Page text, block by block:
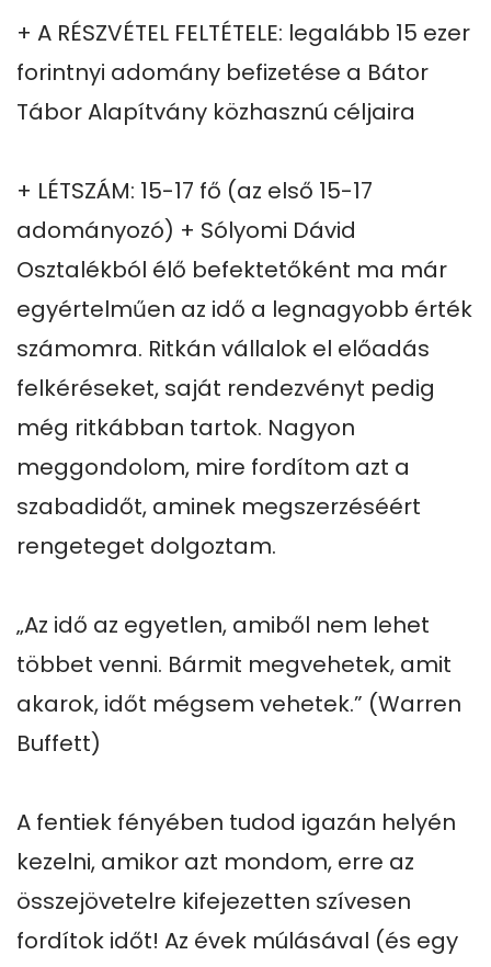
+ A RÉSZVÉTEL FELTÉTELE: legalább 15 ezer
forintnyi adomány befizetése a Bátor
Tábor Alapítvány közhasznú céljaira
+ LÉTSZÁM: 15-17 fő (az első 15-17
adományozó) + Sólyomi Dávid
Osztalékból élő befektetőként ma már
egyértelműen az idő a legnagyobb érték
számomra. Ritkán vállalok el előadás
felkéréseket, saját rendezvényt pedig
még ritkábban tartok. Nagyon
meggondolom, mire fordítom azt a
szabadidőt, aminek megszerzéséért
rengeteget dolgoztam.
„Az idő az egyetlen, amiből nem lehet
többet venni. Bármit megvehetek, amit
akarok, időt mégsem vehetek.” (Warren
Buffett)
A fentiek fényében tudod igazán helyén
kezelni, amikor azt mondom, erre az
összejövetelre kifejezetten szívesen
fordítok időt! Az évek múlásával (és egy